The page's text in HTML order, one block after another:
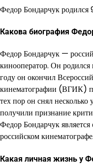
Федор Бондарчук родился
Какова биография
Федор Бондарчук —
кинооператор. Он
году он окончил
кинематографии (ВГИК)
тех пор он снял
получили признание
Федор Бондарчук
российском кинематографе.
Какая личная жизнь у